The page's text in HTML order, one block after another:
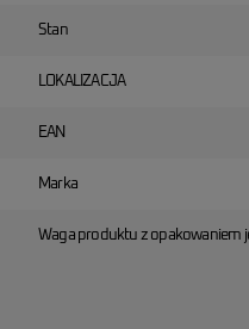
Stan
LOKALIZACJA
EAN
Marka
Waga produktu z opakowaniem